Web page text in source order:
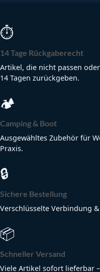
⏱
14 Tage Rückgaberecht
Artikel, die nicht passen
14 Tagen zurückgeben.
🏕
Camping & Boot
Ausgewähltes Zubehör für
Praxis.
🔒
Sichere Bestellung
Verschlüsselte Verbindung
📦
Schneller Versand
Viele Artikel sofort lieferbar